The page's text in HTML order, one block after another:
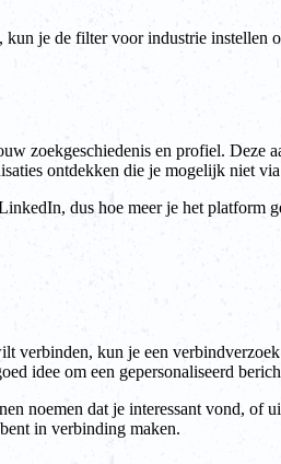
je de filter voor industrie
zoekgeschiedenis en profiel. Deze
ontdekken die je mogelijk niet
dus hoe meer je het
verbinden, kun je een
idee om een gepersonaliseerd
noemen dat je interessant vond,
in verbinding maken.